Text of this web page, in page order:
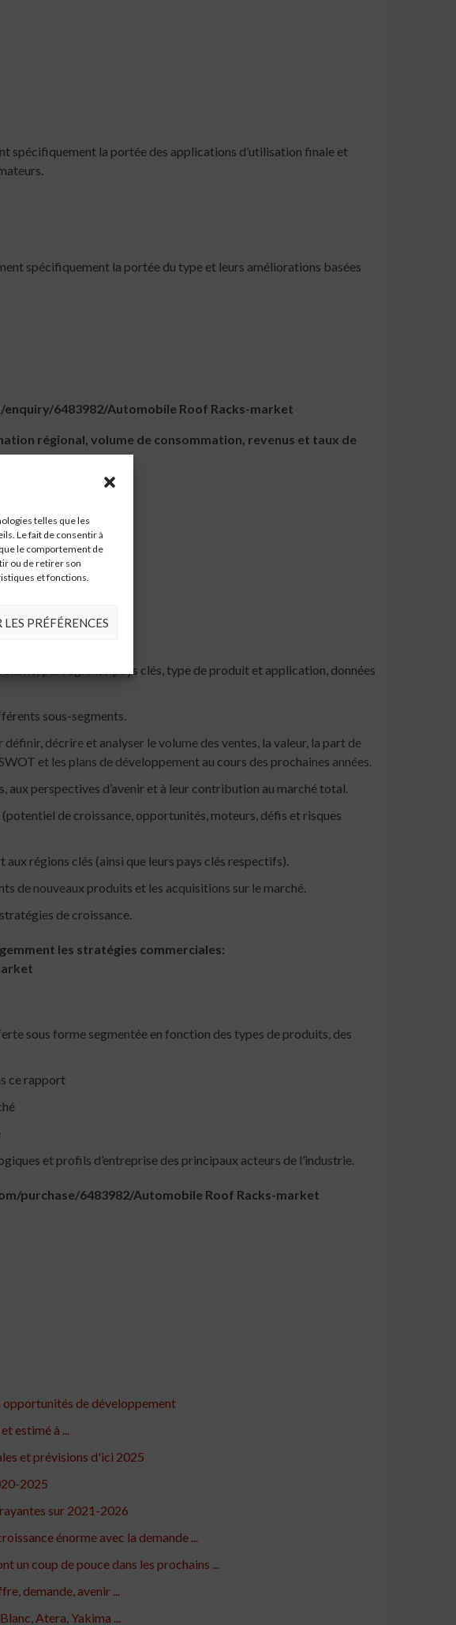
telles que les
Le fait de consentir à
le comportement de
ou de retirer son
et fonctions.
LES PRÉFÉRENCES
spécifiquement la portée des applications d’utilisation finale et
spécifiquement la portée du type et leurs améliorations basées
6483982/Automobile Roof Racks-market
régional, volume de consommation, revenus et taux de
par régions / pays clés, type de produit et application, données
sous-segments.
décrire et analyser le volume des ventes, la valeur, la part de
et les plans de développement au cours des prochaines années.
perspectives d’avenir et à leur contribution au marché total.
de croissance, opportunités, moteurs, défis et risques
régions clés (ainsi que leurs pays clés respectifs).
de nouveaux produits et les acquisitions sur le marché.
de croissance.
les stratégies commerciales:
sous forme segmentée en fonction des types de produits, des
ce rapport
et profils d’entreprise des principaux acteurs de l’industrie.
purchase/6483982/Automobile Roof Racks-market
opportunités de développement
estimé à ...
et prévisions d'ici 2025
2025
sur 2021-2026
énorme avec la demande ...
coup de pouce dans les prochains ...
demande, avenir ...
Atera, Yakima ...